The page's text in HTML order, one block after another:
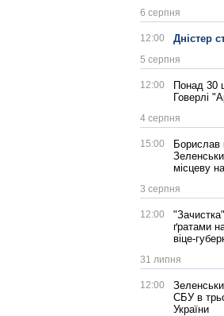
6 серпня
12:00 Дністер
5 серпня
12:00
Понад 30
Говерлі
4 серпня
15:00
Борислав
місцеву
3 серпня
12:00
ґратами
віце-
31 липня
12:00
СБУ в
України